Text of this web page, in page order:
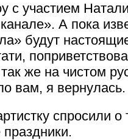
с участием
А пока
будут
же на чистом
вам, я
спросили о